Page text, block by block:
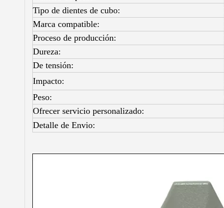
Tipo de dientes de cubo:
Marca compatible:
Proceso de producción:
Dureza:
De tensión:
Impacto:
Peso:
Ofrecer servicio personalizado:
Detalle de Envio: